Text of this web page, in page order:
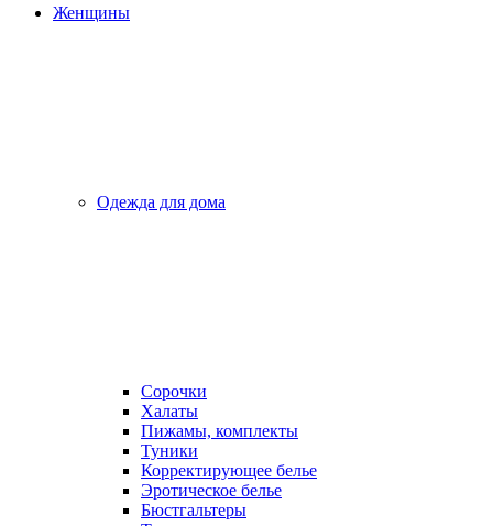
Женщины
Одежда для дома
Сорочки
Халаты
Пижамы, комплекты
Туники
Корректирующее белье
Эротическое белье
Бюстгальтеры